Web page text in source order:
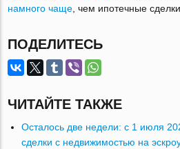
намного чаще , чем ипотечные сделки.
ПОДЕЛИТЕСЬ
ЧИТАЙТЕ ТАКЖЕ
Осталось две недели: с 1 июля
сделки с недвижимостью на